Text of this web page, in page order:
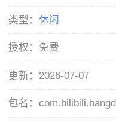
类型：休闲
授权： 免费
更新： 2026-07-07
包名：